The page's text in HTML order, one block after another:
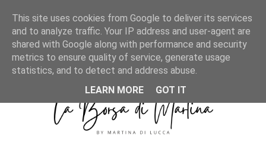
MENU
This site uses cookies from Google to deliver its services
and to analyze traffic. Your IP address and user-agent are
shared with Google along with performance and security
metrics to ensure quality of service, generate usage
statistics, and to detect and address abuse.
LEARN MORE
GOT IT